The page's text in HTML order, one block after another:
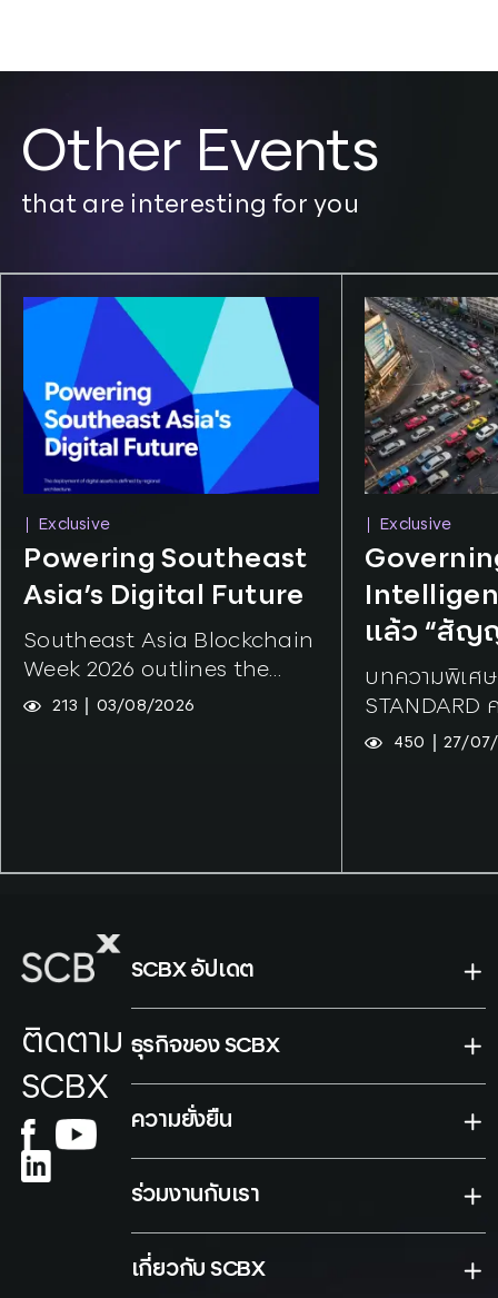
Other Events
that are interesting for you
Exclusive
Tags: Tokenization
Powering Southeast
Asia’s Digital Future
Southeast Asia Blockchain
Week 2026 outlines the
region's shift from digital
architecture across the
drawing on closed-door
institutional roundtables,
identifies bank balance-
than regulation or
technology as the binding
constraint on tokenisation
and stablecoin settlement
in Southeast Asia.
213 03/08/2026
Exclusive
Tags:
แล้ว “สัญ
พร้อมหรือ
บทความพิเศ
โดย ของขวั
450 27/
ติดตาม
SCBX
SCBX อัปเดต
ธุรกิจของ SCBX
ความยั่งยืน
ร่วมงานกับเรา
เกี่ยวกับ SCBX